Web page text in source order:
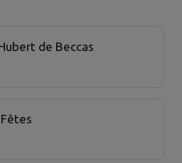
de Beccas